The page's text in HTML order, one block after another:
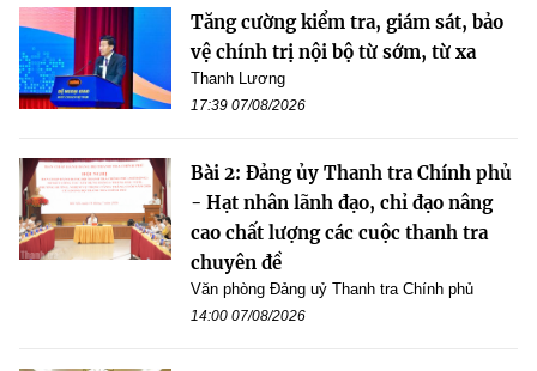
Tăng cường kiểm tra, giám sát, bảo
vệ chính trị nội bộ từ sớm, từ xa
Thanh Lương
17:39 07/08/2026
Bài 2: Đảng ủy Thanh tra Chính phủ
- Hạt nhân lãnh đạo, chỉ đạo nâng
cao chất lượng các cuộc thanh tra
chuyên đề
Văn phòng Đảng uỷ Thanh tra Chính phủ
14:00 07/08/2026